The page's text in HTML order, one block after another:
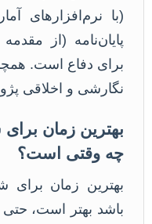
(با نرم‌افزارهای
پایان‌نامه (از
برای دفاع است.
نگارشی و اخلاقی
بهترین زمان
چه وقتی است؟
بهترین زمان برای
باشد بهتر است، حتی